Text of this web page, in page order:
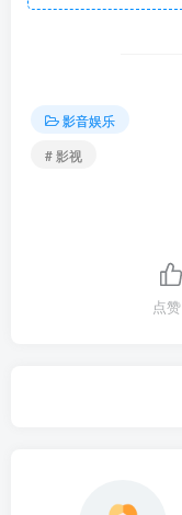
影音娱乐
# 影视
点赞